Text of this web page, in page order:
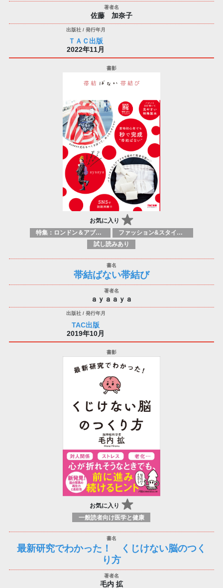
佐藤 加奈子
ＴＡＣ出版
2022年11月
お気に入り
特集：ロンドン＆アブダビブックフェア2026
ファッション&スタイルガイド
試し読みあり
帯結ばない帯結び
ａｙａａｙａ
TAC出版
2019年10月
お気に入り
一般読者向け医学と健康
最新研究でわかった！ くじけない脳のつく
り方
毛内 拡